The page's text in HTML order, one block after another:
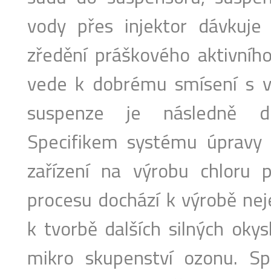
vody přes injektor
zředění práškového
vede k dobrému smísení s
suspenze je následně
Specifikem systému
zařízení na výrobu chloru
procesu dochází k výrobě
k tvorbě dalších silných
mikro skupenství ozonu.